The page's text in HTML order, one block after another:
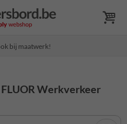
bij maatwerk!
Werkverkeer